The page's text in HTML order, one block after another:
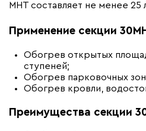
МНТ составляет не менее 25
Применение секции
Обогрев открытых
ступеней;
Обогрев парковочных
Обогрев кровли,
Преимущества секции